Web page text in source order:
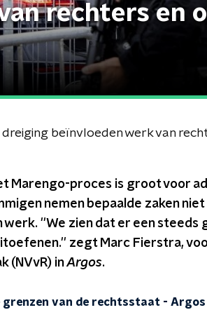
rechters en
beïnvloeden werk van
Marengo-proces is groot voor
nemen bepaalde zaken
werk. ''We zien dat er een
zegt Marc Fierstra,
(NVvR) inArgos.
grenzen van de rechtsstaat - Argos